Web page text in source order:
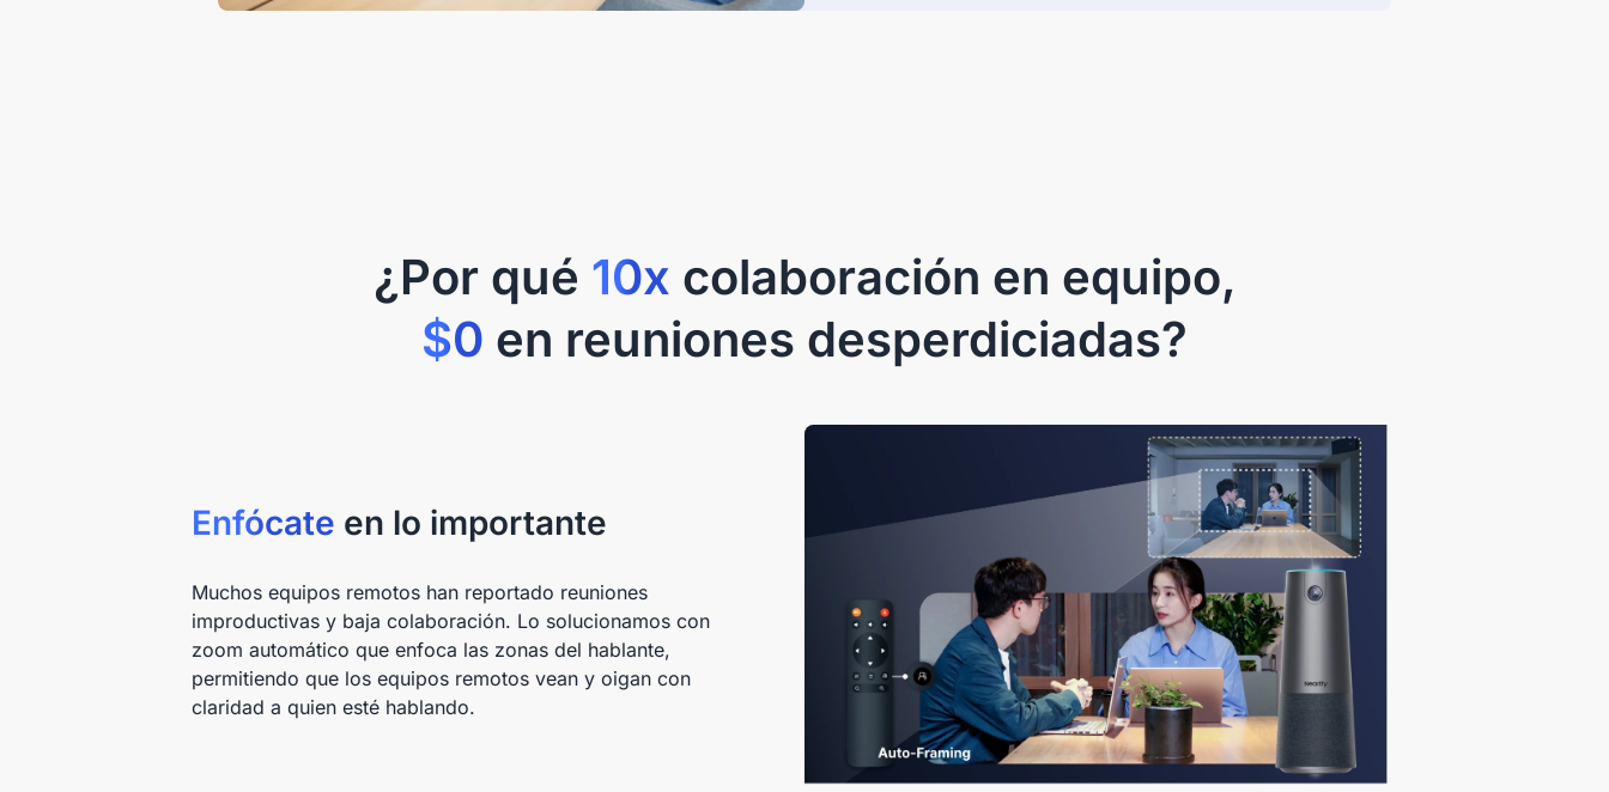
¿Por qué 10x
$0 en reuniones desperdiciadas?
Enfócate en lo importante
Muchos equipos remotos han reportado reuniones
improductivas y baja colaboración. Lo solucionamos con
zoom automático que enfoca las zonas del hablante,
permitiendo que los equipos remotos vean y oigan con
claridad a quien esté hablando.